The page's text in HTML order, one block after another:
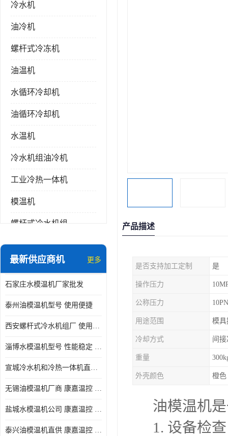
冷水机
油冷机
螺杆式冷冻机
油温机
水循环冷却机
油循环冷却机
水温机
冷水机组油冷机
工业冷热一体机
模温机
螺杆式冷水机组
冷水机和冷热一体机
防爆冷水机
最新供应商机 更多
石家庄水模温机厂家批发
泰州油模温机型号 使用便捷
西安螺杆式冷水机组厂 使用便捷
淄博水模温机型号 性能稳定 康嘉温控
宣城冷水机和冷热一体机直供 操作方便
无锡油模温机厂商 康嘉温控 性能稳定
盐城水模温机公司 康嘉温控 操作方便
泰兴油模温机直供 康嘉温控 使用便捷
产品描述
是否支持加工定制 是
操作压力
公称压力 10PN
用途范围 模具
冷却方式 间
重量
外壳颜色 橙色
油模温机
1. 设备检